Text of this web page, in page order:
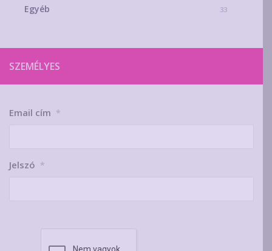
Egyéb 33
SZEMÉLYES
Email cím *
Jelszó *